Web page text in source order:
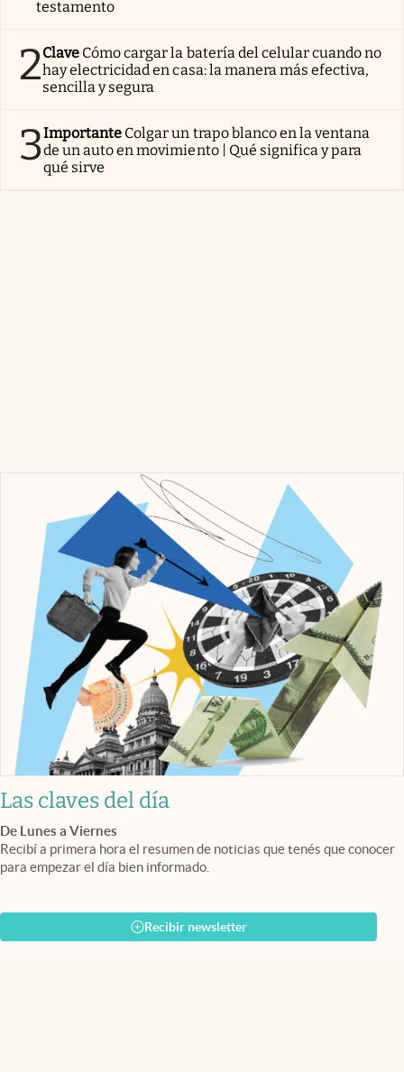
testamento
2Clave Cómo cargar la batería del celular cuando no
hay electricidad en casa: la manera más efectiva,
sencilla y segura
3Importante Colgar un trapo blanco en la ventana
de un auto en movimiento | Qué significa y para
qué sirve
Las claves del día
De Lunes a Viernes
Recibí a primera hora el resumen de noticias que tenés que conocer
para empezar el día bien informado.
Recibir newsletter